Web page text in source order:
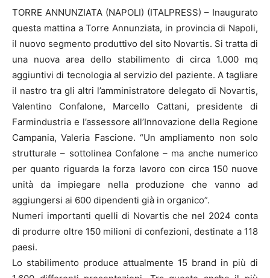
TORRE ANNUNZIATA (NAPOLI) (ITALPRESS) – Inaugurato
questa mattina a Torre Annunziata, in provincia di Napoli,
il nuovo segmento produttivo del sito Novartis. Si tratta di
una nuova area dello stabilimento di circa 1.000 mq
aggiuntivi di tecnologia al servizio del paziente. A tagliare
il nastro tra gli altri l’amministratore delegato di Novartis,
Valentino Confalone, Marcello Cattani, presidente di
Farmindustria e l’assessore all’Innovazione della Regione
Campania, Valeria Fascione. “Un ampliamento non solo
strutturale – sottolinea Confalone – ma anche numerico
per quanto riguarda la forza lavoro con circa 150 nuove
unità da impiegare nella produzione che vanno ad
aggiungersi ai 600 dipendenti già in organico”.
Numeri importanti quelli di Novartis che nel 2024 conta
di produrre oltre 150 milioni di confezioni, destinate a 118
paesi.
Lo stabilimento produce attualmente 15 brand in più di